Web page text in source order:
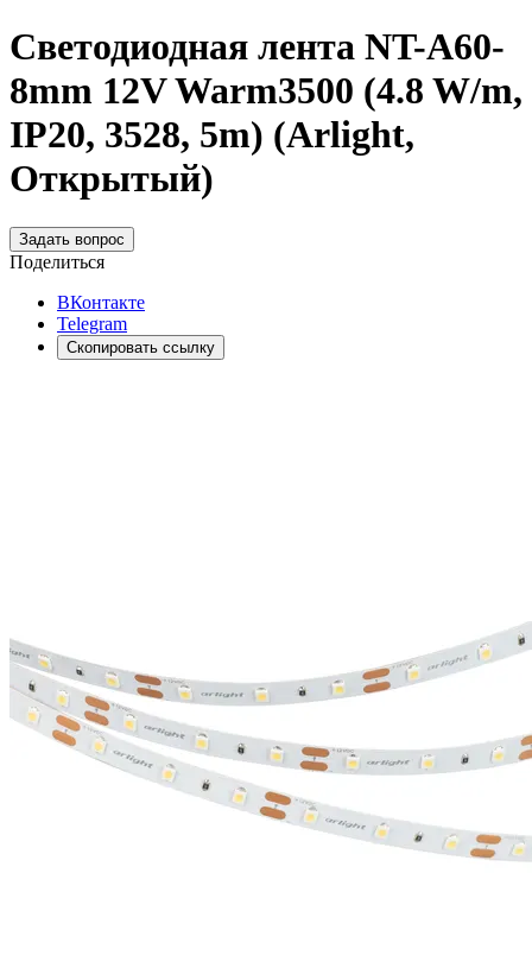
Светодиодная лента NT-A60-
8mm 12V Warm3500 (4.8 W/m,
IP20, 3528, 5m) (Arlight,
Открытый)
Задать вопрос
Поделиться
ВКонтакте
Telegram
Скопировать ссылку